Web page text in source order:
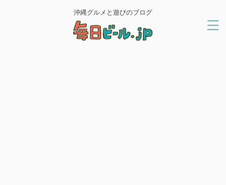
沖縄グルメと遊びのブログ